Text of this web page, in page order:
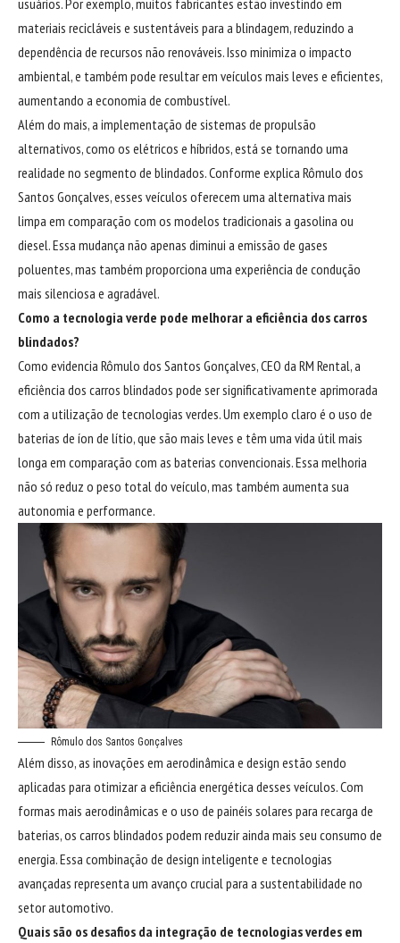
usuários. Por exemplo, muitos fabricantes estão investindo em
materiais recicláveis e sustentáveis para a blindagem, reduzindo a
dependência de recursos não renováveis. Isso minimiza o impacto
ambiental, e também pode resultar em veículos mais leves e eficientes,
aumentando a economia de combustível.
Além do mais, a implementação de sistemas de propulsão
alternativos, como os elétricos e híbridos, está se tornando uma
realidade no segmento de blindados. Conforme explica Rômulo dos
Santos Gonçalves, esses veículos oferecem uma alternativa mais
limpa em comparação com os modelos tradicionais a gasolina ou
diesel. Essa mudança não apenas diminui a emissão de gases
poluentes, mas também proporciona uma experiência de condução
mais silenciosa e agradável.
Como a tecnologia verde pode melhorar a eficiência dos carros
blindados?
Como evidencia Rômulo dos Santos Gonçalves, CEO da RM Rental, a
eficiência dos carros blindados pode ser significativamente aprimorada
com a utilização de tecnologias verdes. Um exemplo claro é o uso de
baterias de íon de lítio, que são mais leves e têm uma vida útil mais
longa em comparação com as baterias convencionais. Essa melhoria
não só reduz o peso total do veículo, mas também aumenta sua
autonomia e performance.
Rômulo dos Santos Gonçalves
Além disso, as inovações em aerodinâmica e design estão sendo
aplicadas para otimizar a eficiência energética desses veículos. Com
formas mais aerodinâmicas e o uso de painéis solares para recarga de
baterias, os carros blindados podem reduzir ainda mais seu consumo de
energia. Essa combinação de design inteligente e tecnologias
avançadas representa um avanço crucial para a sustentabilidade no
setor automotivo.
Quais são os desafios da integração de tecnologias verdes em